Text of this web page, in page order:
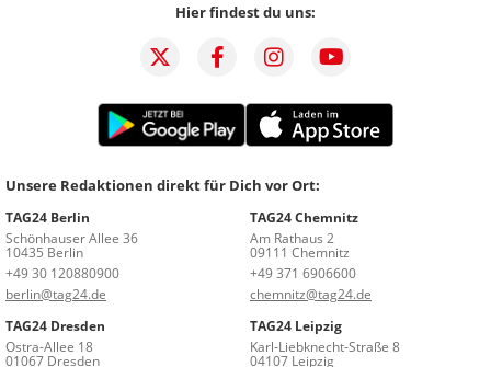
Hier findest du uns:
Unsere Redaktionen direkt für Dich vor Ort:
TAG24 Berlin
Schönhauser Allee 36
10435 Berlin
+49 30 120880900
berlin@tag24.de
TAG24 Chemnitz
Am Rathaus 2
09111 Chemnitz
+49 371 6906600
chemnitz@tag24.de
TAG24 Dresden
Ostra-Allee 18
01067 Dresden
TAG24 Leipzig
Karl-Liebknecht-Straße 8
04107 Leipzig